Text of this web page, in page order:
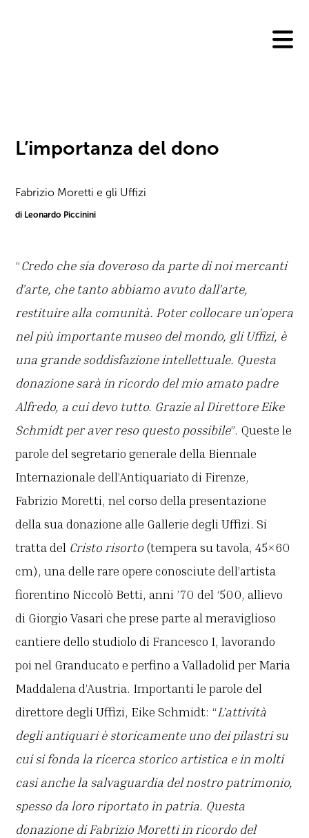
L’importanza del dono
Fabrizio Moretti e gli Uffizi
di Leonardo Piccinini
“Credo che sia doveroso da parte di noi mercanti
d’arte, che tanto abbiamo avuto dall’arte,
restituire alla comunità. Poter collocare un’opera
nel più importante museo del mondo, gli Uffizi, è
una grande soddisfazione intellettuale. Questa
donazione sarà in ricordo del mio amato padre
Alfredo, a cui devo tutto. Grazie al Direttore Eike
Schmidt per aver reso questo possibile”. Queste le
parole del segretario generale della Biennale
Internazionale dell’Antiquariato di Firenze,
Fabrizio Moretti, nel corso della presentazione
della sua donazione alle Gallerie degli Uffizi. Si
tratta del Cristo risorto (tempera su tavola, 45×60
cm), una delle rare opere conosciute dell’artista
fiorentino Niccolò Betti, anni ’70 del ‘500, allievo
di Giorgio Vasari che prese parte al meraviglioso
cantiere dello studiolo di Francesco I, lavorando
poi nel Granducato e perfino a Valladolid per Maria
Maddalena d’Austria. Importanti le parole del
direttore degli Uffizi, Eike Schmidt: “L’attività
degli antiquari è storicamente uno dei pilastri su
cui si fonda la ricerca storico artistica e in molti
casi anche la salvaguardia del nostro patrimonio,
spesso da loro riportato in patria. Questa
donazione di Fabrizio Moretti in ricordo del